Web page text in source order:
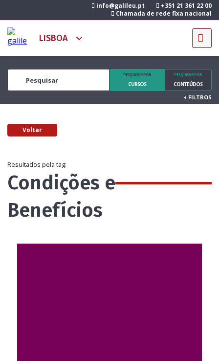
info@galileu.pt
+351 21 361 22 00
Chamada de rede fixa nacional
PESQUISAR POR
CURSOS
PESQUISAR POR
CONTEÚDOS
+ FILTROS
Voltar
Resultados pela tag:
Condições e
Benefícios